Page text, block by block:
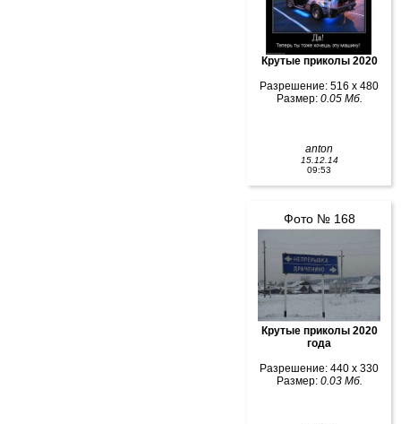
Крутые приколы 2020
Разрешение: 516 x 480
Размер: 0.05 Мб.
anton
15.12.14
09:53
Фото № 168
Крутые приколы 2020
года
Разрешение: 440 x 330
Размер: 0.03 Мб.